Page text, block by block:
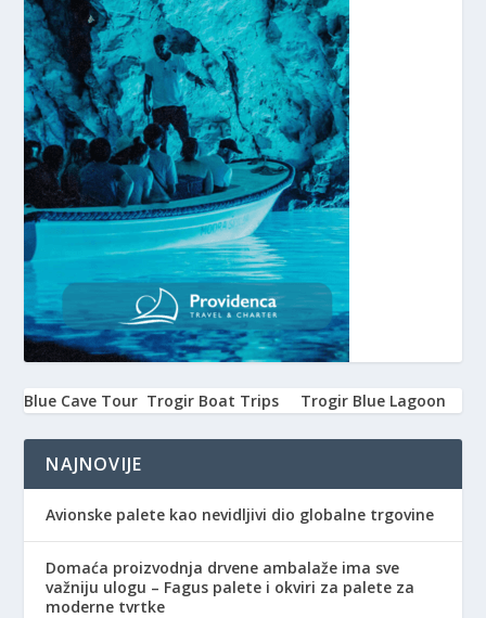
Blue Cave Tour Trogir Boat Trips Trogir Blue Lagoon
NAJNOVIJE
Avionske palete kao nevidljivi dio globalne trgovine
Domaća proizvodnja drvene ambalaže ima sve
važniju ulogu – Fagus palete i okviri za palete za
moderne tvrtke